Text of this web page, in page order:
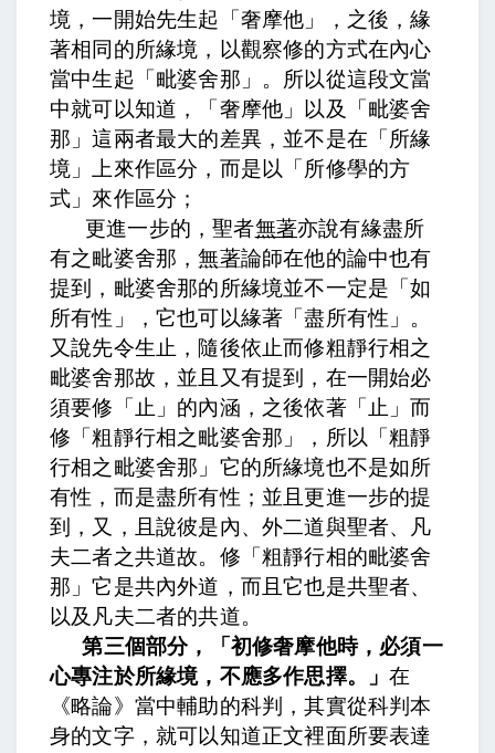
境，一開始先生起「奢摩他」，之後，緣
著相同的所緣境，以觀察修的方式在內心
當中生起「毗婆舍那」。所以從這段文當
中就可以知道，「奢摩他」以及「毗婆舍
那」這兩者最大的差異，並不是在「所緣
境」上來作區分，而是以「所修學的方
式」來作區分；
更進一步的，聖者無著亦說有緣盡所
有之毗婆舍那，無著論師在他的論中也有
提到，毗婆舍那的所緣境並不一定是「如
所有性」，它也可以緣著「盡所有性」。
又說先令生止，隨後依止而修粗靜行相之
毗婆舍那故， 並且又有提到，在一開始必
須要修「止」的內涵，之後依著「止」而
修「粗靜行相之毗婆舍那」，所以「粗靜
行相之毗婆舍那」它的所緣境也不是如所
有性，而是盡所有性；並且更進一步的提
到， 又，且說彼是內、外二道與聖者、凡
夫二者之共道故。 修「粗靜行相的毗婆舍
那」它是共內外道，而且它也是共聖者、
以及凡夫二者的共道。
第三個部分，「初修奢摩他時，必須一
心專注於所緣境，不應多作思擇。」在
《略論》當中輔助的科判，其實從科判本
身的文字，就可以知道正文裡面所要表達